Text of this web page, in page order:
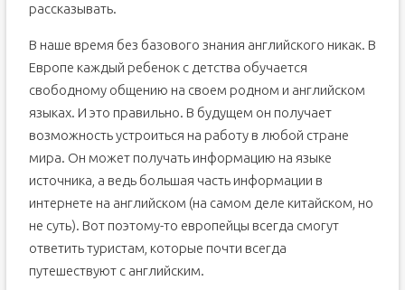
рассказывать.
В наше время без базового знания английского никак. В
Европе каждый ребенок с детства обучается
свободному общению на своем родном и английском
языках. И это правильно. В будущем он получает
возможность устроиться на работу в любой стране
мира. Он может получать информацию на языке
источника, а ведь большая часть информации в
интернете на английском (на самом деле китайском, но
не суть). Вот поэтому-то европейцы всегда смогут
ответить туристам, которые почти всегда
путешествуют с английским.